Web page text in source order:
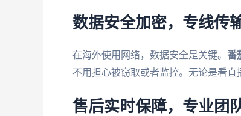
数据安全加密，专线传
在海外使用网络，数据安全是关键。 番
不用担心被窃取或者监控。无论是看直
售后实时保障，专业团